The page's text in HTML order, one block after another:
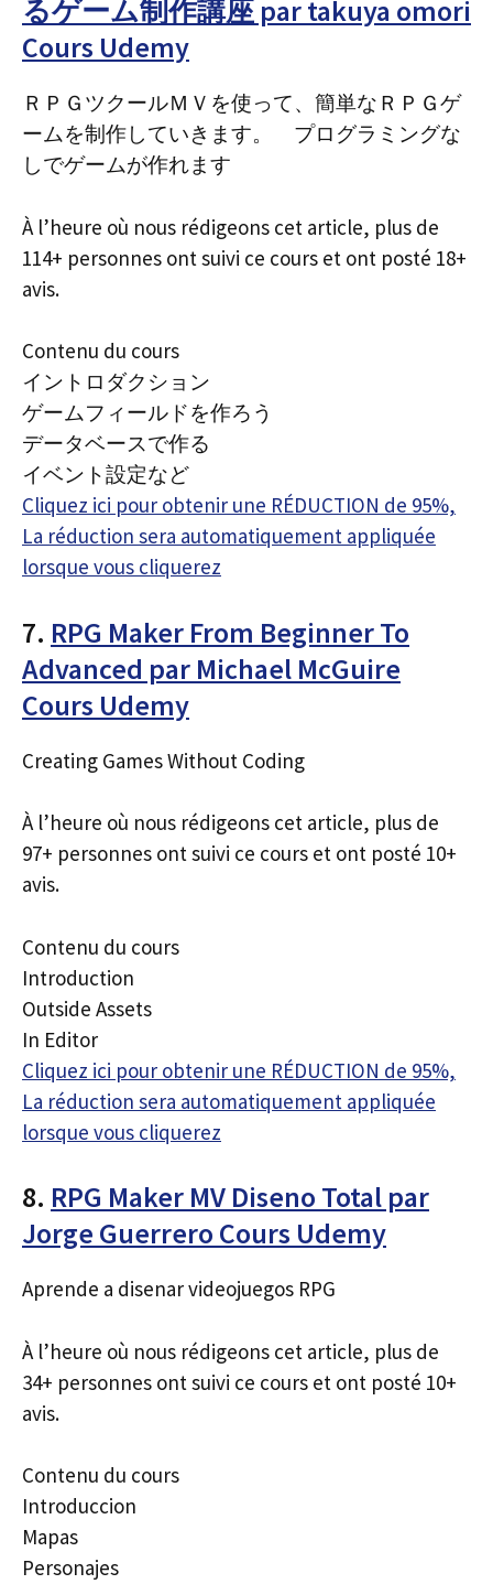
るゲーム制作講座 par takuya omori
Cours Udemy
ＲＰＧツクールＭＶを使って、簡単なＲＰＧゲ
ームを制作していきます。 プログラミングな
しでゲームが作れます
À l’heure où nous rédigeons cet article, plus de
114+ personnes ont suivi ce cours et ont posté 18+
avis.
Contenu du cours
イントロダクション
ゲームフィールドを作ろう
データベースで作る
イベント設定など
Cliquez ici pour obtenir une RÉDUCTION de 95%,
La réduction sera automatiquement appliquée
lorsque vous cliquerez
7. RPG Maker From Beginner To
Advanced par Michael McGuire
Cours Udemy
Creating Games Without Coding
À l’heure où nous rédigeons cet article, plus de
97+ personnes ont suivi ce cours et ont posté 10+
avis.
Contenu du cours
Introduction
Outside Assets
In Editor
Cliquez ici pour obtenir une RÉDUCTION de 95%,
La réduction sera automatiquement appliquée
lorsque vous cliquerez
8. RPG Maker MV Diseno Total par
Jorge Guerrero Cours Udemy
Aprende a disenar videojuegos RPG
À l’heure où nous rédigeons cet article, plus de
34+ personnes ont suivi ce cours et ont posté 10+
avis.
Contenu du cours
Introduccion
Mapas
Personajes